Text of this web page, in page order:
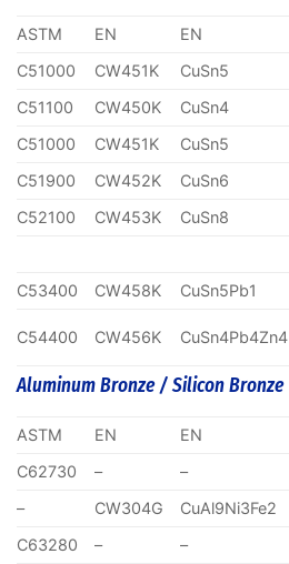
ASTM EN EN
C51000
CW451K CuSn5
C51100
CW450K CuSn4
C51000
CW451K CuSn5
C51900
CW452K CuSn6
C52100
CW453K CuSn8
C53400 CW458K CuSn5Pb1
C54400 CW456K CuSn4Pb4Zn4
Aluminum Bronze / Silicon Bronze
ASTM EN EN
C62730
– –
–
CW304G CuAl9Ni3Fe2
C63280
– –